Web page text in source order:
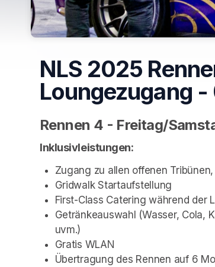
NLS 2025
Loungezugang
Rennen 4 - Freitag/
Inklusivleistungen:
Zugang zu allen offenen
Gridwalk Startaufstellung
First-Class Catering während der
Getränkeauswahl (Wasser, Cola,
uvm.)
Gratis WLAN
Übertragung des Rennen auf 6